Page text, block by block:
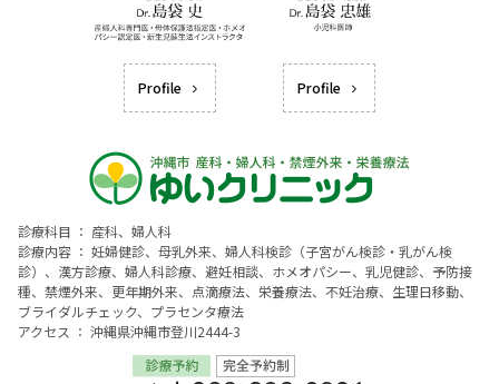
Profile Profile
診療科目 ： 産科、婦人科
診療内容 ： 妊婦健診、母乳外来、婦人科検診（子宮がん検診・乳がん検
診）、漢方診療、婦人科診療、避妊相談、ホメオパシー、乳児健診、予防接
種、禁煙外来、更年期外来、点滴療法、栄養療法、不妊治療、生理日移動、
ブライダルチェック、プラセンタ療法
アクセス ： 沖縄県沖縄市登川2444-3